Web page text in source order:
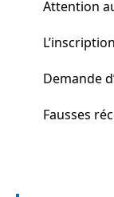
Attention
Demande
Fausses